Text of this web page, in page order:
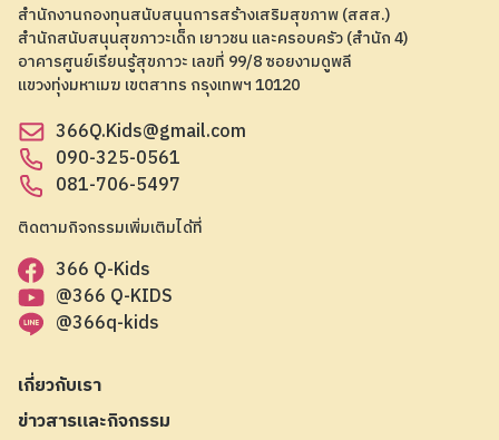
สำนักงานกองทุนสนับสนุนการสร้างเสริมสุขภาพ (สสส.)
สำนักสนับสนุนสุขภาวะเด็ก เยาวชน และครอบครัว (สำนัก 4)
อาคารศูนย์เรียนรู้สุขภาวะ เลขที่ 99/8 ซอยงามดูพลี
แขวงทุ่งมหาเมฆ เขตสาทร กรุงเทพฯ 10120
366Q.Kids@gmail.com
090-325-0561
081-706-5497
เกี่ยวกับเรา
ข่าวสารและกิจกรรม
ติดตามกิจกรรมเพิ่มเติมได้ที่
366 Q-Kids
@366 Q-KIDS
@366q-kids